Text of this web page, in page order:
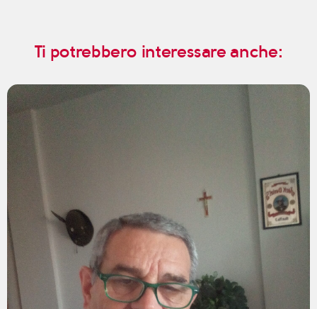
Ti potrebbero interessare anche: